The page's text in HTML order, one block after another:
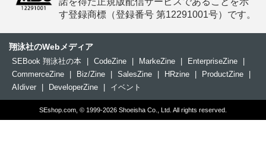
す登録商標（登録番号 第12291001号）です。
翔泳社のWebメディア
SEBook 翔泳社の本 | CodeZine | MarkeZine | EnterpriseZine
|
CommerceZine
| Biz/Zine | SalesZine | HRzine | ProductZine
|
AIdiver
| DeveloperZine | イベント
SEshop.com, © 1999-2026 Shoeisha Co., Ltd. All rights reserved.